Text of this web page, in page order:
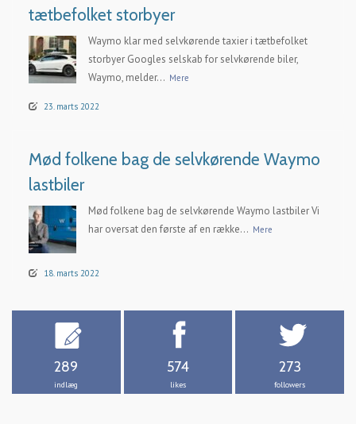
tætbefolket storbyer
Waymo klar med selvkørende taxier i tætbefolket
storbyer Googles selskab for selvkørende biler,
Waymo, melder... Mere
23. marts 2022
Mød folkene bag de selvkørende Waymo
lastbiler
Mød folkene bag de selvkørende Waymo lastbiler Vi
har oversat den første af en række... Mere
18. marts 2022
289
indlæg
574
likes
273
followers